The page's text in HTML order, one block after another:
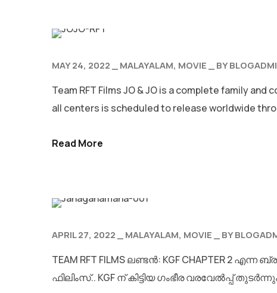
MAY 24, 2022 MALAYALAM MOVIE BY
Team RFT Films JO & JO is a complete family
all centers is scheduled to release worldwide
Read More
APRIL 27, 2022 MALAYALAM MOVIE BY
TEAM RFT FILMS ലണ്ടൻ: KGF CHAPTER 2
ഫിലിംസ്.. KGF ന് കിട്ടിയ ഗംഭീര വരവേൽപ്പ്